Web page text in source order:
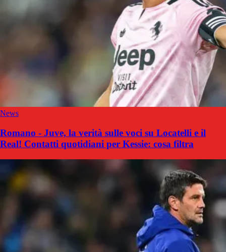
News
Romano - Juve, la verità sulle voci su Locatelli e il
Real! Contatti quotidiani per Kessie: cosa filtra